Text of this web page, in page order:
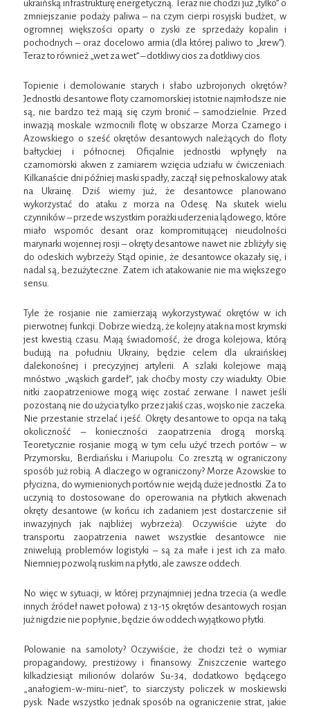
ukraińską infrastrukturę energetyczną. Teraz nie chodzi już „tylko” o
zmniejszanie podaży paliwa – na czym cierpi rosyjski budżet, w
ogromnej większości oparty o zyski ze sprzedaży kopalin i
pochodnych – oraz docelowo armia (dla której paliwo to „krew”).
Teraz to również „wet za wet” – dotkliwy cios za dotkliwy cios.
Topienie i demolowanie starych i słabo uzbrojonych okrętów?
Jednostki desantowe floty czarnomorskiej istotnie najmłodsze nie
są, nie bardzo też mają się czym bronić – samodzielnie. Przed
inwazją moskale wzmocnili flotę w obszarze Morza Czarnego i
Azowskiego o sześć okrętów desantowych należących do floty
bałtyckiej i północnej. Oficjalnie jednostki wpłynęły na
czarnomorski akwen z zamiarem wzięcia udziału w ćwiczeniach.
Kilkanaście dni później maski spadły, zaczął się pełnoskalowy atak
na Ukrainę. Dziś wiemy już, że desantowce planowano
wykorzystać do ataku z morza na Odesę. Na skutek wielu
czynników – przede wszystkim porażki uderzenia lądowego, które
miało wspomóc desant oraz kompromitującej nieudolności
marynarki wojennej rosji – okręty desantowe nawet nie zbliżyły się
do odeskich wybrzeży. Stąd opinie, że desantowce okazały się, i
nadal są, bezużyteczne. Zatem ich atakowanie nie ma większego
sensu.
Tyle że rosjanie nie zamierzają wykorzystywać okrętów w ich
pierwotnej funkcji. Dobrze wiedzą, że kolejny atak na most krymski
jest kwestią czasu. Mają świadomość, że droga kolejowa, którą
budują na południu Ukrainy, będzie celem dla ukraińskiej
dalekonośnej i precyzyjnej artylerii. A szlaki kolejowe mają
mnóstwo „wąskich gardeł”, jak choćby mosty czy wiadukty. Obie
nitki zaopatrzeniowe mogą więc zostać zerwane. I nawet jeśli
pozostaną nie do użycia tylko przez jakiś czas, wojsko nie zaczeka.
Nie przestanie strzelać i jeść. Okręty desantowe to opcja na taką
okoliczność – konieczności zaopatrzenia drogą morską.
Teoretycznie rosjanie mogą w tym celu użyć trzech portów – w
Przymorsku, Berdiańsku i Mariupolu. Co zresztą w ograniczony
sposób już robią. A dlaczego w ograniczony? Morze Azowskie to
płycizna, do wymienionych portów nie wejdą duże jednostki. Za to
uczynią to dostosowane do operowania na płytkich akwenach
okręty desantowe (w końcu ich zadaniem jest dostarczenie sił
inwazyjnych jak najbliżej wybrzeża). Oczywiście użyte do
transportu zaopatrzenia nawet wszystkie desantowce nie
zniwelują problemów logistyki – są za małe i jest ich za mało.
Niemniej pozwolą ruskim na płytki, ale zawsze oddech.
No więc w sytuacji, w której przynajmniej jedna trzecia (a wedle
innych źródeł nawet połowa) z 13-15 okrętów desantowych rosjan
już nigdzie nie popłynie, będzie ów oddech wyjątkowo płytki.
Polowanie na samoloty? Oczywiście, że chodzi też o wymiar
propagandowy, prestiżowy i finansowy. Zniszczenie wartego
kilkadziesiąt milionów dolarów Su-34, dodatkowo będącego
„anałogiem-w-miru-niet”, to siarczysty policzek w moskiewski
pysk. Nade wszystko jednak sposób na ograniczenie strat, jakie